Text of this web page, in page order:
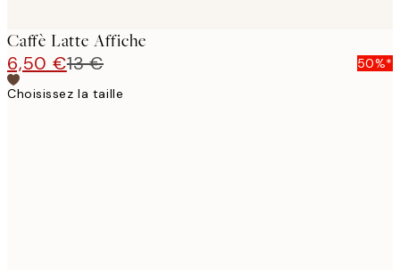
Caffè Latte Affiche
6,50 €13 €
50%*
Choisissez la taille